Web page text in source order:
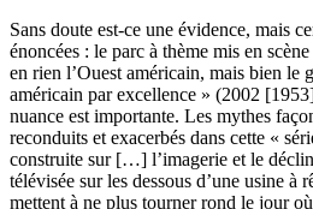
Sans doute est-ce une évidence, mais
énoncées : le parc à thème mis en scène
en rien l’Ouest américain, mais bien le
américain par excellence » (2002
nuance est importante. Les mythes
reconduits et exacerbés dans cette «
construite sur […] l’imagerie et le
télévisée sur les dessous d’une usine à
mettent à ne plus tourner rond le jour